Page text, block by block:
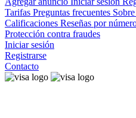
Tarifas Preguntas frecuentes
Calificaciones Reseñas por
Protección contra fraudes
Iniciar sesión
Registrarse
Contacto